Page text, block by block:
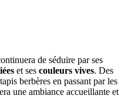
de séduire par ses
et ses couleurs vives. Des
berbères en passant par les
une ambiance accueillante et